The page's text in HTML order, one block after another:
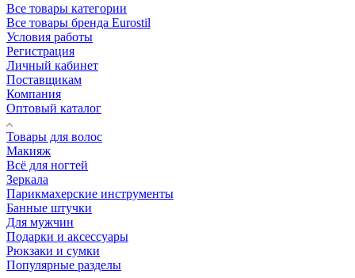
Все товары категории
Все товары бренда Eurostil
Условия работы
Регистрация
Личный кабинет
Поставщикам
Компания
Оптовый каталог
Товары для волос
Макияж
Всё для ногтей
Зеркала
Парикмахерские инструменты
Банные штучки
Для мужчин
Подарки и аксессуары
Рюкзаки и сумки
Популярные разделы